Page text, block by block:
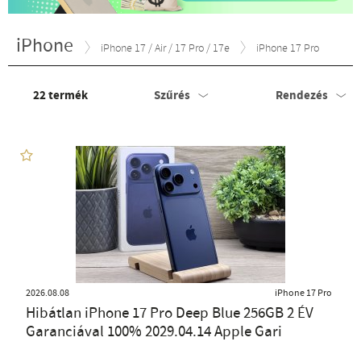
iPhone iPhone 17 / Air / 17 Pro / 17e iPhone 17 Pro
22termék Szűrés Rendezés
2026.08.08 iPhone 17 Pro
Hibátlan iPhone 17 Pro Deep Blue 256GB 2 ÉV
Garanciával 100% 2029.04.14 Apple Gari